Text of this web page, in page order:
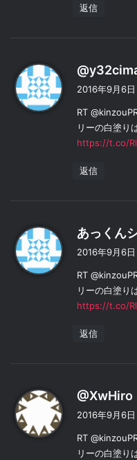
返信
2016年9月6
RT
リーの白塗り
https://t.co/
返信
あっくん
2016年9月6
RT
リーの白塗り
https://t.co/
返信
@XwHiro
2016年9月6
RT
リーの白塗り